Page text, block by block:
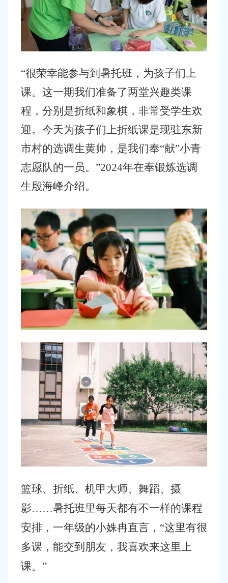
“很荣幸能参与到暑托班，为孩子们上
课。这一期我们准备了两堂兴趣类课
程，分别是折纸和象棋，非常受学生欢
迎。今天为孩子们上折纸课是现驻东新
市村的选调生黄帅，是我们奉“献”小青
志愿队的一员。”2024年在奉锻炼选调
生殷海峰介绍。
篮球、折纸、机甲大师、舞蹈、摄
影……暑托班里每天都有不一样的课程
安排，一年级的小姝冉直言，“这里有很
多课，能交到朋友，我喜欢来这里上
课。”